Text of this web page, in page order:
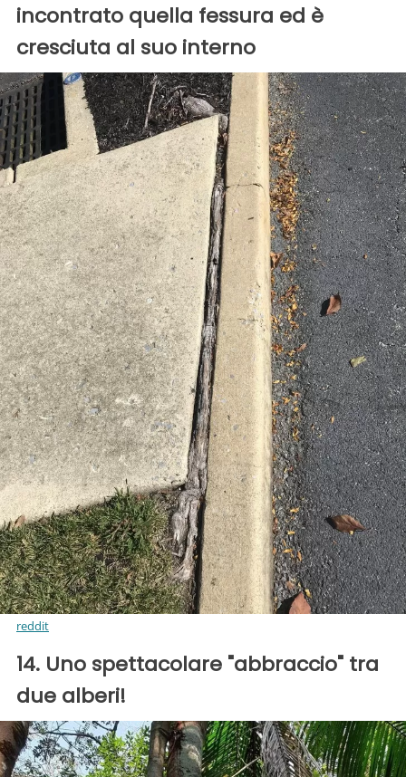
incontrato quella fessura ed è
cresciuta al suo interno
reddit
14. Uno spettacolare "abbraccio" tra
due alberi!